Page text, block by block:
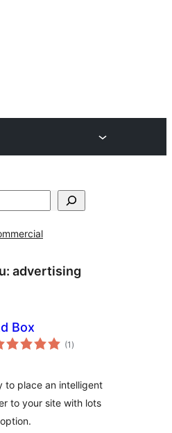
advertising
Box
(1 celkové
hodnocení
)
to place an intelligent
to your site with lots